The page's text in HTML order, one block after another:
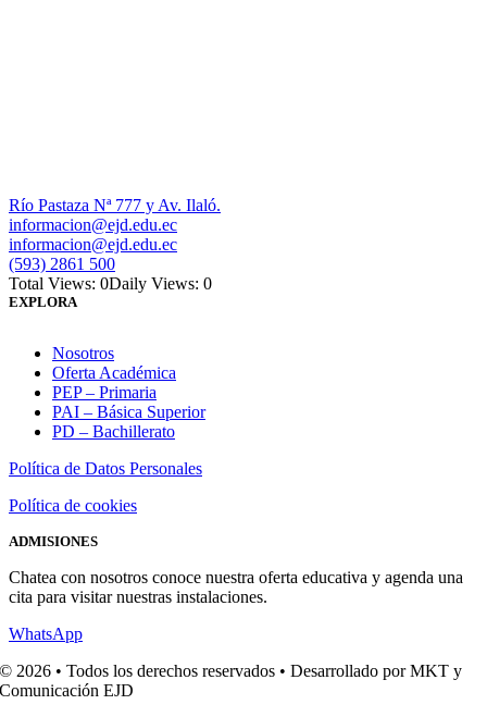
Río Pastaza Nª 777 y Av. Ilaló.
informacion@ejd.edu.ec
informacion@ejd.edu.ec
(593) 2861 500
Total Views: 0Daily Views: 0
EXPLORA
Nosotros
Oferta Académica
PEP – Primaria
PAI – Básica Superior
PD – Bachillerato
Política de Datos Personales
Política de cookies
ADMISIONES
Chatea con nosotros conoce nuestra oferta educativa y agenda una
cita para visitar nuestras instalaciones.
WhatsApp
© 2026 • Todos los derechos reservados • Desarrollado por MKT y
Comunicación EJD